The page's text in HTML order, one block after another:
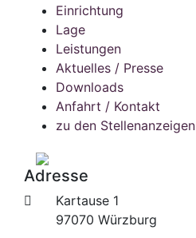
Einrichtung
Lage
Leistungen
Aktuelles / Presse
Downloads
Anfahrt / Kontakt
zu den Stellenanzeigen
Adresse
Kartause 1
97070 Würzburg